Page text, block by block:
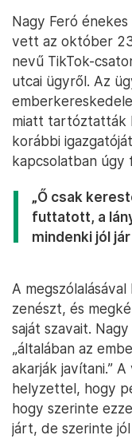
Nagy Feró
vett az október
nevű TikTok-
utcai ügyről. Az
miatt tartóztatták
korábbi
kapcsolatban úgy
„Ő csak
futtatott, a
mindenki jól
A
zenészt, és
saját szavait.
„általában az
akarják javítani.”
helyzettel, hogy
hogy szerinte
járt, de szerinte